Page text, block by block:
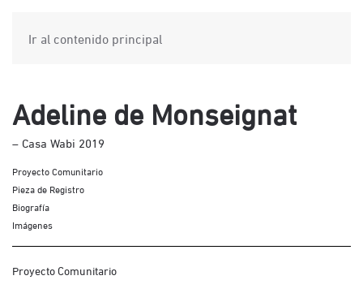
Ir al contenido principal
Adeline de Monseignat
– Casa Wabi 2019
Proyecto Comunitario
Pieza de Registro
Biografía
Imágenes
Proyecto Comunitario